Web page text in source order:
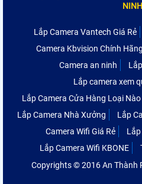
NINH
Lắp Camera Vantech Giá Rẻ
Camera Kbvision Chính Hãng
Camera an ninh
Lắp camera xem
Lắp Camera Cửa Hàng Loại Nào
Lắp Camera Nhà Xưởng
Lắp
Camera Wifi Giá Rẻ
Lắp
Lắp Camera Wifi KBONE
Copyrights © 2016 An Thành